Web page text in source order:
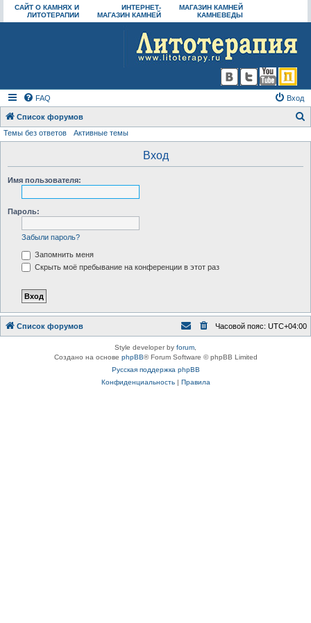
САЙТ О КАМНЯХ И
ЛИТОТЕРАПИИ
ИНТЕРНЕТ-
МАГАЗИН КАМНЕЙ
МАГАЗИН КАМНЕЙ
КАМНЕВЕДЫ
FAQ Вход
Список форумов
Темы без ответов Активные темы
Вход
Имя пользователя:
Пароль:
Забыли пароль?
Запомнить меня
Скрыть моё пребывание на конференции в этот раз
Список форумов Часовой пояс: UTC+04:00
Style developer by forum,
Создано на основе phpBB® Forum Software © phpBB Limited
Русская поддержка phpBB
Конфиденциальность| Правила